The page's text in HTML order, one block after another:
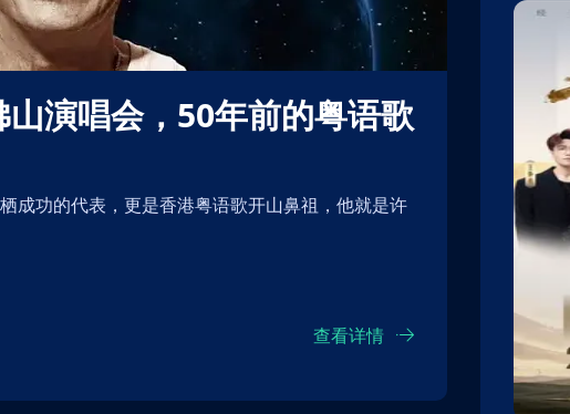
查看详情